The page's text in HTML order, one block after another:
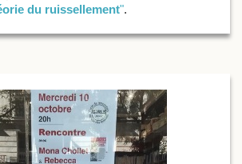
du ruissellement".